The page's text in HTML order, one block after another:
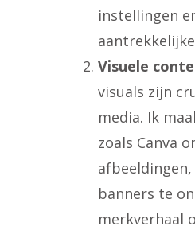
instellingen
Visuele
visuals zijn
media. Ik
zoals Canva
banners te
merkverhaal